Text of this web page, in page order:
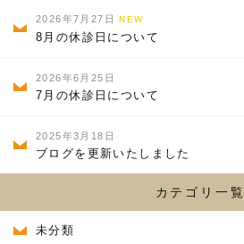
2026年7月27日NEW
8月の休診日について
2026年6月25日
7月の休診日について
2025年3月18日
ブログを更新いたしました
カテゴリ一覧
未分類